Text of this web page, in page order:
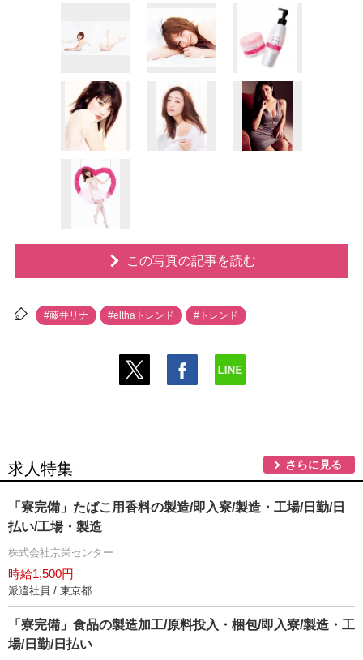
この写真の記事を読む
#藤井リナ #elthaトレンド #トレンド
求人特集 さらに見る
「寮完備」たばこ用香料の製造/即入寮/製造・工場/日勤/日
払い/工場・製造
株式会社京栄センター
時給1,500円
派遣社員 / 東京都
「寮完備」食品の製造加工/原料投入・梱包/即入寮/製造・工
場/日勤/日払い